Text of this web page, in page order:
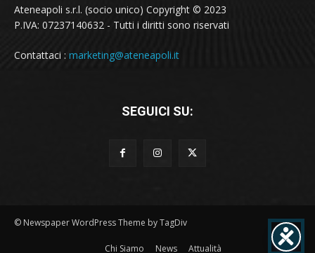
Ateneapoli s.r.l. (socio unico) Copyright © 2023
P.IVA: 07237140632 - Tutti i diritti sono riservati
Contattaci : marketing@ateneapoli.it
SEGUICI SU:
© Newspaper WordPress Theme by TagDiv
Chi Siamo News Attualità